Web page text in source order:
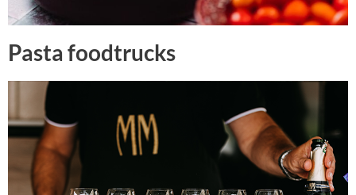
Pasta foodtrucks